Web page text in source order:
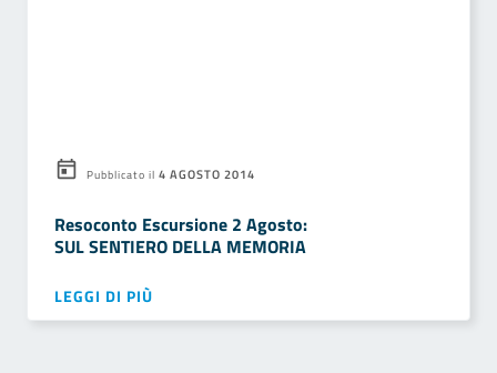
Pubblicato il 4 AGOSTO 2014
Resoconto Escursione 2 Agosto:
SUL SENTIERO DELLA MEMORIA
LEGGI DI PIÙ